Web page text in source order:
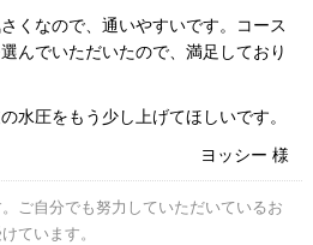
くなので、通いやすいです。コース
んでいただいたので、満足しており
水圧をもう少し上げてほしいです。
ヨッシー 様
ご自分でも努力していただいているお
ています。